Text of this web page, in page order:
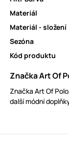
Materiál
Materiál - složení
Sezóna
Kód produktu
Značka Art Of
Značka Art Of
další módní